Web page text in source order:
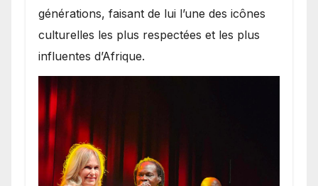
générations, faisant de lui l’une des icônes
culturelles les plus respectées et les plus
influentes d’Afrique.